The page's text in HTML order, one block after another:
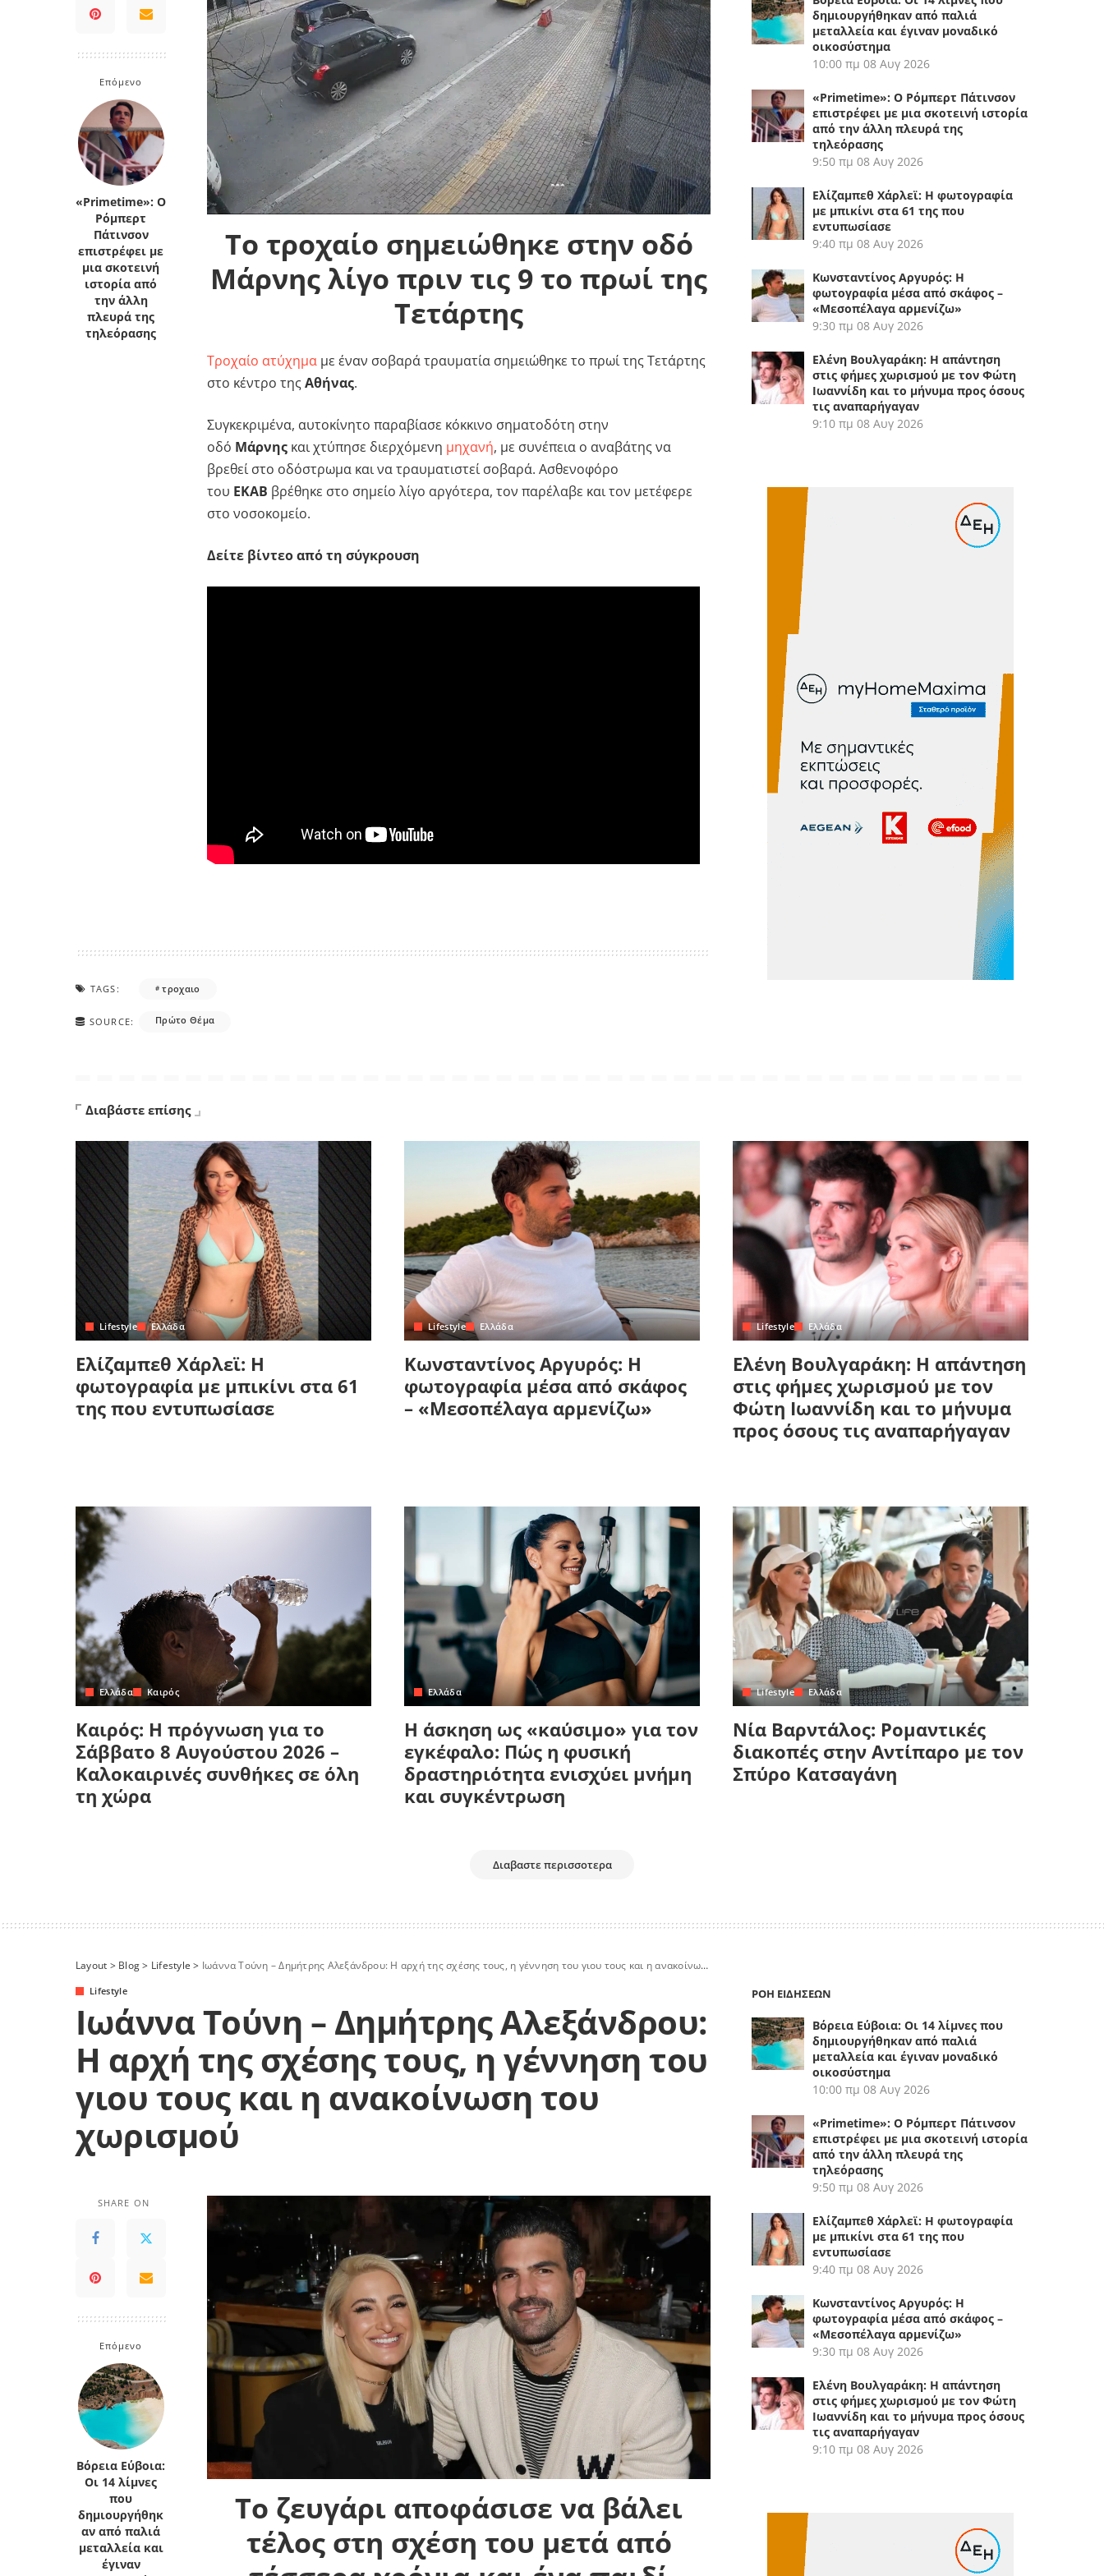
Κρήτη
Πελοπόννησος
Επόμενο
«Primetime»: Ο
Ρόμπερτ
Πάτινσον
επιστρέφει με
μια σκοτεινή
ιστορία από
την άλλη
πλευρά της
τηλεόρασης
Το τροχαίο σημειώθηκε στην οδό
Μάρνης λίγο πριν τις 9 το πρωί της
Τετάρτης
Τροχαίο ατύχημα με έναν σοβαρά τραυματία σημειώθηκε το πρωί της Τετάρτης
στο κέντρο της Αθήνας.
Συγκεκριμένα, αυτοκίνητο παραβίασε κόκκινο σηματοδότη στην
οδό Μάρνης και χτύπησε διερχόμενη μηχανή, με συνέπεια ο αναβάτης να
βρεθεί στο οδόστρωμα και να τραυματιστεί σοβαρά. Ασθενοφόρο
του ΕΚΑΒ βρέθηκε στο σημείο λίγο αργότερα, τον παρέλαβε και τον μετέφερε
στο νοσοκομείο.
Δείτε βίντεο από τη σύγκρουση
TAGS: τροχαιο
SOURCE: Πρώτο Θέμα
δημιουργήθηκαν από παλιά
μεταλλεία και έγιναν μοναδικό
οικοσύστημα
10:00 πμ 08 Αυγ 2026
«Primetime»: Ο Ρόμπερτ Πάτινσον
επιστρέφει με μια σκοτεινή ιστορία
από την άλλη πλευρά της
τηλεόρασης
9:50 πμ 08 Αυγ 2026
Ελίζαμπεθ Χάρλεϊ: Η φωτογραφία
με μπικίνι στα 61 της που
εντυπωσίασε
9:40 πμ 08 Αυγ 2026
Κωνσταντίνος Αργυρός: Η
φωτογραφία μέσα από σκάφος –
«Μεσοπέλαγα αρμενίζω»
9:30 πμ 08 Αυγ 2026
Ελένη Βουλγαράκη: Η απάντηση
στις φήμες χωρισμού με τον Φώτη
Ιωαννίδη και το μήνυμα προς όσους
τις αναπαρήγαγαν
9:10 πμ 08 Αυγ 2026
Διαβάστε επίσης
Lifestyle Ελλάδα
Ελίζαμπεθ Χάρλεϊ: Η
φωτογραφία με μπικίνι στα 61
της που εντυπωσίασε
Lifestyle Ελλάδα
Κωνσταντίνος Αργυρός: Η
φωτογραφία μέσα από σκάφος
– «Μεσοπέλαγα αρμενίζω»
Lifestyle Ελλάδα
Ελένη Βουλγαράκη: Η απάντηση
στις φήμες χωρισμού με τον
Φώτη Ιωαννίδη και το μήνυμα
προς όσους τις αναπαρήγαγαν
Ελλάδα Καιρός
Καιρός: Η πρόγνωση για το
Σάββατο 8 Αυγούστου 2026 –
Καλοκαιρινές συνθήκες σε όλη
τη χώρα
Ελλάδα
Η άσκηση ως «καύσιμο» για τον
εγκέφαλο: Πώς η φυσική
δραστηριότητα ενισχύει μνήμη
και συγκέντρωση
Lifestyle Ελλάδα
Νία Βαρντάλος: Ρομαντικές
διακοπές στην Αντίπαρο με τον
Σπύρο Κατσαγάνη
Διαβαστε περισσοτερα
Layout > Blog> Lifestyle > Ιωάννα Τούνη – Δημήτρης Αλεξάνδρου: Η αρχή της σχέσης τους, η γέννηση του γιου τους και η ανακοίνωση του χωρισμού
Lifestyle
Ιωάννα Τούνη – Δημήτρης Αλεξάνδρου:
Η αρχή της σχέσης τους, η γέννηση του
γιου τους και η ανακοίνωση του
χωρισμού
SHARE ON
Επόμενο
Βόρεια Εύβοια:
Οι 14 λίμνες
που
δημιουργήθηκ
αν από παλιά
μεταλλεία και
έγιναν
Το ζευγάρι αποφάσισε να βάλει
τέλος στη σχέση του μετά από
ΡΟΗ ΕΙΔΗΣΕΩΝ
Βόρεια Εύβοια: Οι 14 λίμνες που
δημιουργήθηκαν από παλιά
μεταλλεία και έγιναν μοναδικό
οικοσύστημα
10:00 πμ 08 Αυγ 2026
«Primetime»: Ο Ρόμπερτ Πάτινσον
επιστρέφει με μια σκοτεινή ιστορία
από την άλλη πλευρά της
τηλεόρασης
9:50 πμ 08 Αυγ 2026
Ελίζαμπεθ Χάρλεϊ: Η φωτογραφία
με μπικίνι στα 61 της που
εντυπωσίασε
9:40 πμ 08 Αυγ 2026
Κωνσταντίνος Αργυρός: Η
φωτογραφία μέσα από σκάφος –
«Μεσοπέλαγα αρμενίζω»
9:30 πμ 08 Αυγ 2026
Ελένη Βουλγαράκη: Η απάντηση
στις φήμες χωρισμού με τον Φώτη
Ιωαννίδη και το μήνυμα προς όσους
τις αναπαρήγαγαν
9:10 πμ 08 Αυγ 2026